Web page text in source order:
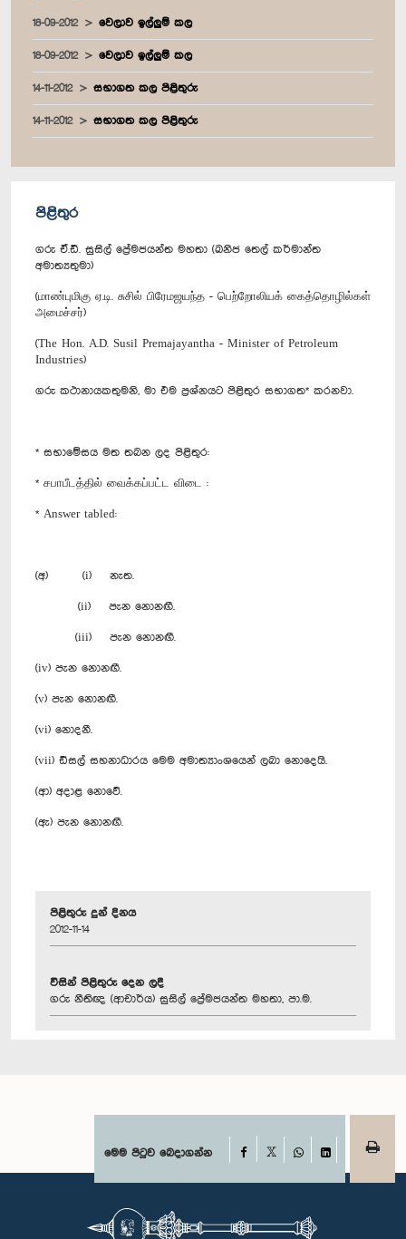
18-09-2012 වෙලාව ඉල්ලුම් කල
18-09-2012 වෙලාව ඉල්ලුම් කල
14-11-2012 සභාගත කල පිළිතුරු
14-11-2012 සභාගත කල පිළිතුරු
පිළිතුර
ගරු ඒ.ඩී. සුසිල් ප්‍රේමජයන්ත මහතා (ඛනිජ තෙල් කර්මාන්ත
අමාත්‍යතුමා)
(மாண்புமிகு ஏ.டி. சுசில் பிரேமஜயந்த - பெற்றோலியக் கைத்தொழில்கள்
அமைச்சர்)
(The Hon. A.D. Susil Premajayantha - Minister of Petroleum
Industries)
ගරු කථානායකතුමනි, මා එම ප්‍රශ්නයට පිළිතුර සභාගත* කරනවා.
* සභාමේසය මත තබන ලද පිළිතුර:
* சபாபீடத்தில் வைக்கப்பட்ட விடை :
* Answer tabled:
(අ) (i) නැත.
(ii) පැන නොනඟී.
(iii) පැන නොනඟී.
(iv) පැන නොනඟී.
(v) පැන නොනඟී.
(vi) නොදනී.
(vii) ඩීසල් සහනාධාරය මෙම අමාත්‍යාංශයෙන් ලබා නොදෙයි.
(ආ) අදාළ නොවේ.
(ඇ) පැන නොනඟී.
පිළිතුරු දුන් දිනය
2012-11-14
විසින් පිළිතුරු දෙන ලදී
ගරු නීතිඥ (ආචාර්ය) සුසිල් ප්‍රේමජයන්ත මහතා, පා.ම.
මෙම පිටුව බෙදාගන්න Facebook
WhatsAppLinkedIn